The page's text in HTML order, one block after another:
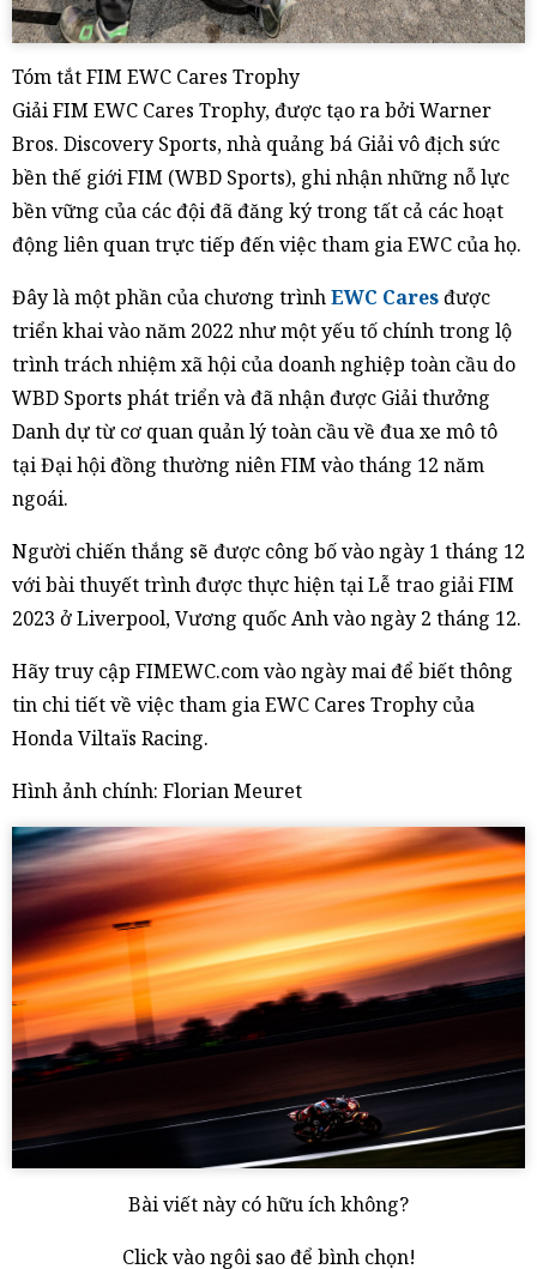
Tóm tắt FIM EWC Cares Trophy
Giải FIM EWC Cares Trophy, được tạo ra bởi Warner
Bros. Discovery Sports, nhà quảng bá Giải vô địch sức
bền thế giới FIM (WBD Sports), ghi nhận những nỗ lực
bền vững của các đội đã đăng ký trong tất cả các hoạt
động liên quan trực tiếp đến việc tham gia EWC của họ.
Đây là một phần của chương trìnhEWC Caresđược
triển khai vào năm 2022 như một yếu tố chính trong lộ
trình trách nhiệm xã hội của doanh nghiệp toàn cầu do
WBD Sports phát triển và đã nhận được Giải thưởng
Danh dự từ cơ quan quản lý toàn cầu về đua xe mô tô
tại Đại hội đồng thường niên FIM vào tháng 12 năm
ngoái.
Người chiến thắng sẽ được công bố vào ngày 1 tháng 12
với bài thuyết trình được thực hiện tại Lễ trao giải FIM
2023 ở Liverpool, Vương quốc Anh vào ngày 2 tháng 12.
Hãy truy cập FIMEWC.com vào ngày mai để biết thông
tin chi tiết về việc tham gia EWC Cares Trophy của
Honda Viltaïs Racing.
Hình ảnh chính: Florian Meuret
Bài viết này có hữu ích không?
Click vào ngôi sao để bình chọn!